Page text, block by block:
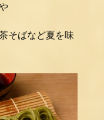
そばなど夏を味